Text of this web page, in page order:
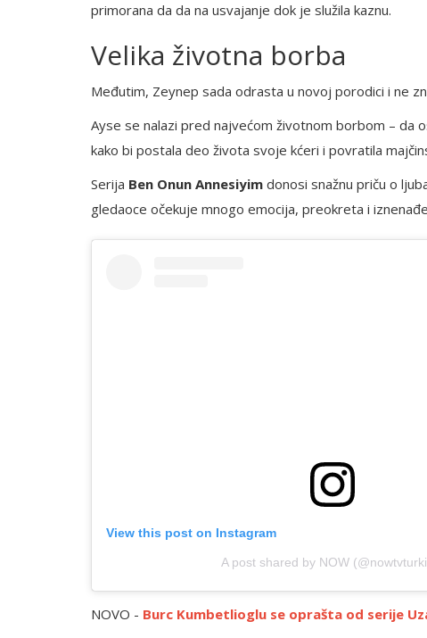
primorana da da na usvajanje dok je služila kaznu.
Velika životna borba
Međutim, Zeynep sada odrasta u novoj porodici i ne
Ayse se nalazi pred najvećom životnom borbom – da
kako bi postala deo života svoje kćeri i povratila
Serija Ben Onun Annesiyim donosi snažnu priču o
gledaoce očekuje mnogo emocija, preokreta i
View this post on Instagram
A post shared by NOW
NOVO - Burc Kumbetlioglu se oprašta od serije